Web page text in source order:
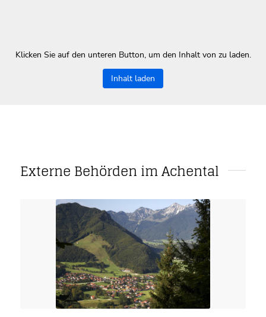
Klicken Sie auf den unteren Button, um den Inhalt von zu laden.
Inhalt laden
Externe Behörden im Achental